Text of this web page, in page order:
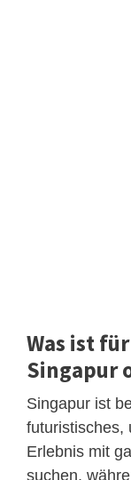
Was ist
Singapur
Singapur ist
futuristisches,
Erlebnis mit
suchen,